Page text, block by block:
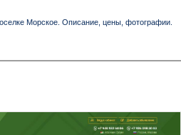
Морское. Описание, цены, фотографии.